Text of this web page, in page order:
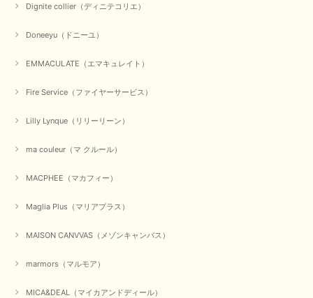
Dignite collier（ディニテコリエ）
Doneeyu（ドニーユ）
EMMACULATE（エマキュレイト）
Fire Service（ファイヤーサービス）
Lilly Lynque（リリーリーン）
ma couleur（マ クルール）
MACPHEE（マカフィー）
Maglia Plus（マリアプラス）
MAISON CANVVAS（メゾンキャンバス）
marmors（マルモア）
MICA&DEAL（マイカアンドディール）